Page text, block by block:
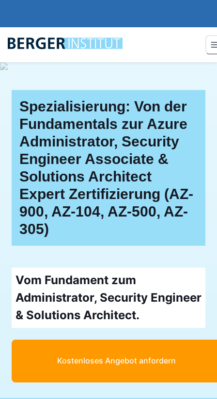
Spezialisierung: Von der
Fundamentals zur Azure
Administrator, Security
Engineer Associate &
Solutions Architect
Expert Zertifizierung (AZ-
900, AZ-104, AZ-500, AZ-
305)
Vom Fundament zum
Administrator, Security Engineer
& Solutions Architect.
Kostenloses Angebot anfordern